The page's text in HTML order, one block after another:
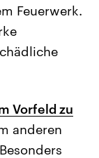
Feuerwerk.
Vorfeld zu
anderen